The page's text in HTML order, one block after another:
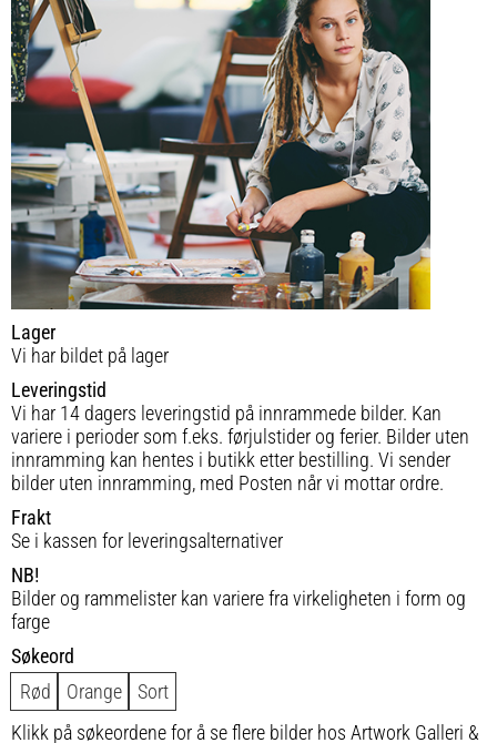
Lager
Vi har bildet på lager
Leveringstid
Vi har 14 dagers leveringstid på innrammede bilder. Kan
variere i perioder som f.eks. førjulstider og ferier. Bilder uten
innramming kan hentes i butikk etter bestilling. Vi sender
bilder uten innramming, med Posten når vi mottar ordre.
Frakt
Se i kassen for leveringsalternativer
NB!
Bilder og rammelister kan variere fra virkeligheten i form og
farge
Søkeord
Rød
Orange
Sort
Klikk på søkeordene for å se flere bilder hos Artwork Galleri &